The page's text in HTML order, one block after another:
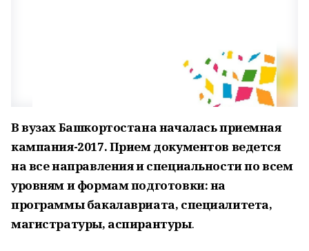
В вузах Башкортостана началась приемная
кампания-2017. Прием документов ведется
на все направления и специальности по всем
уровням и формам подготовки: на
программы бакалавриата, специалитета,
магистратуры, аспирантуры.